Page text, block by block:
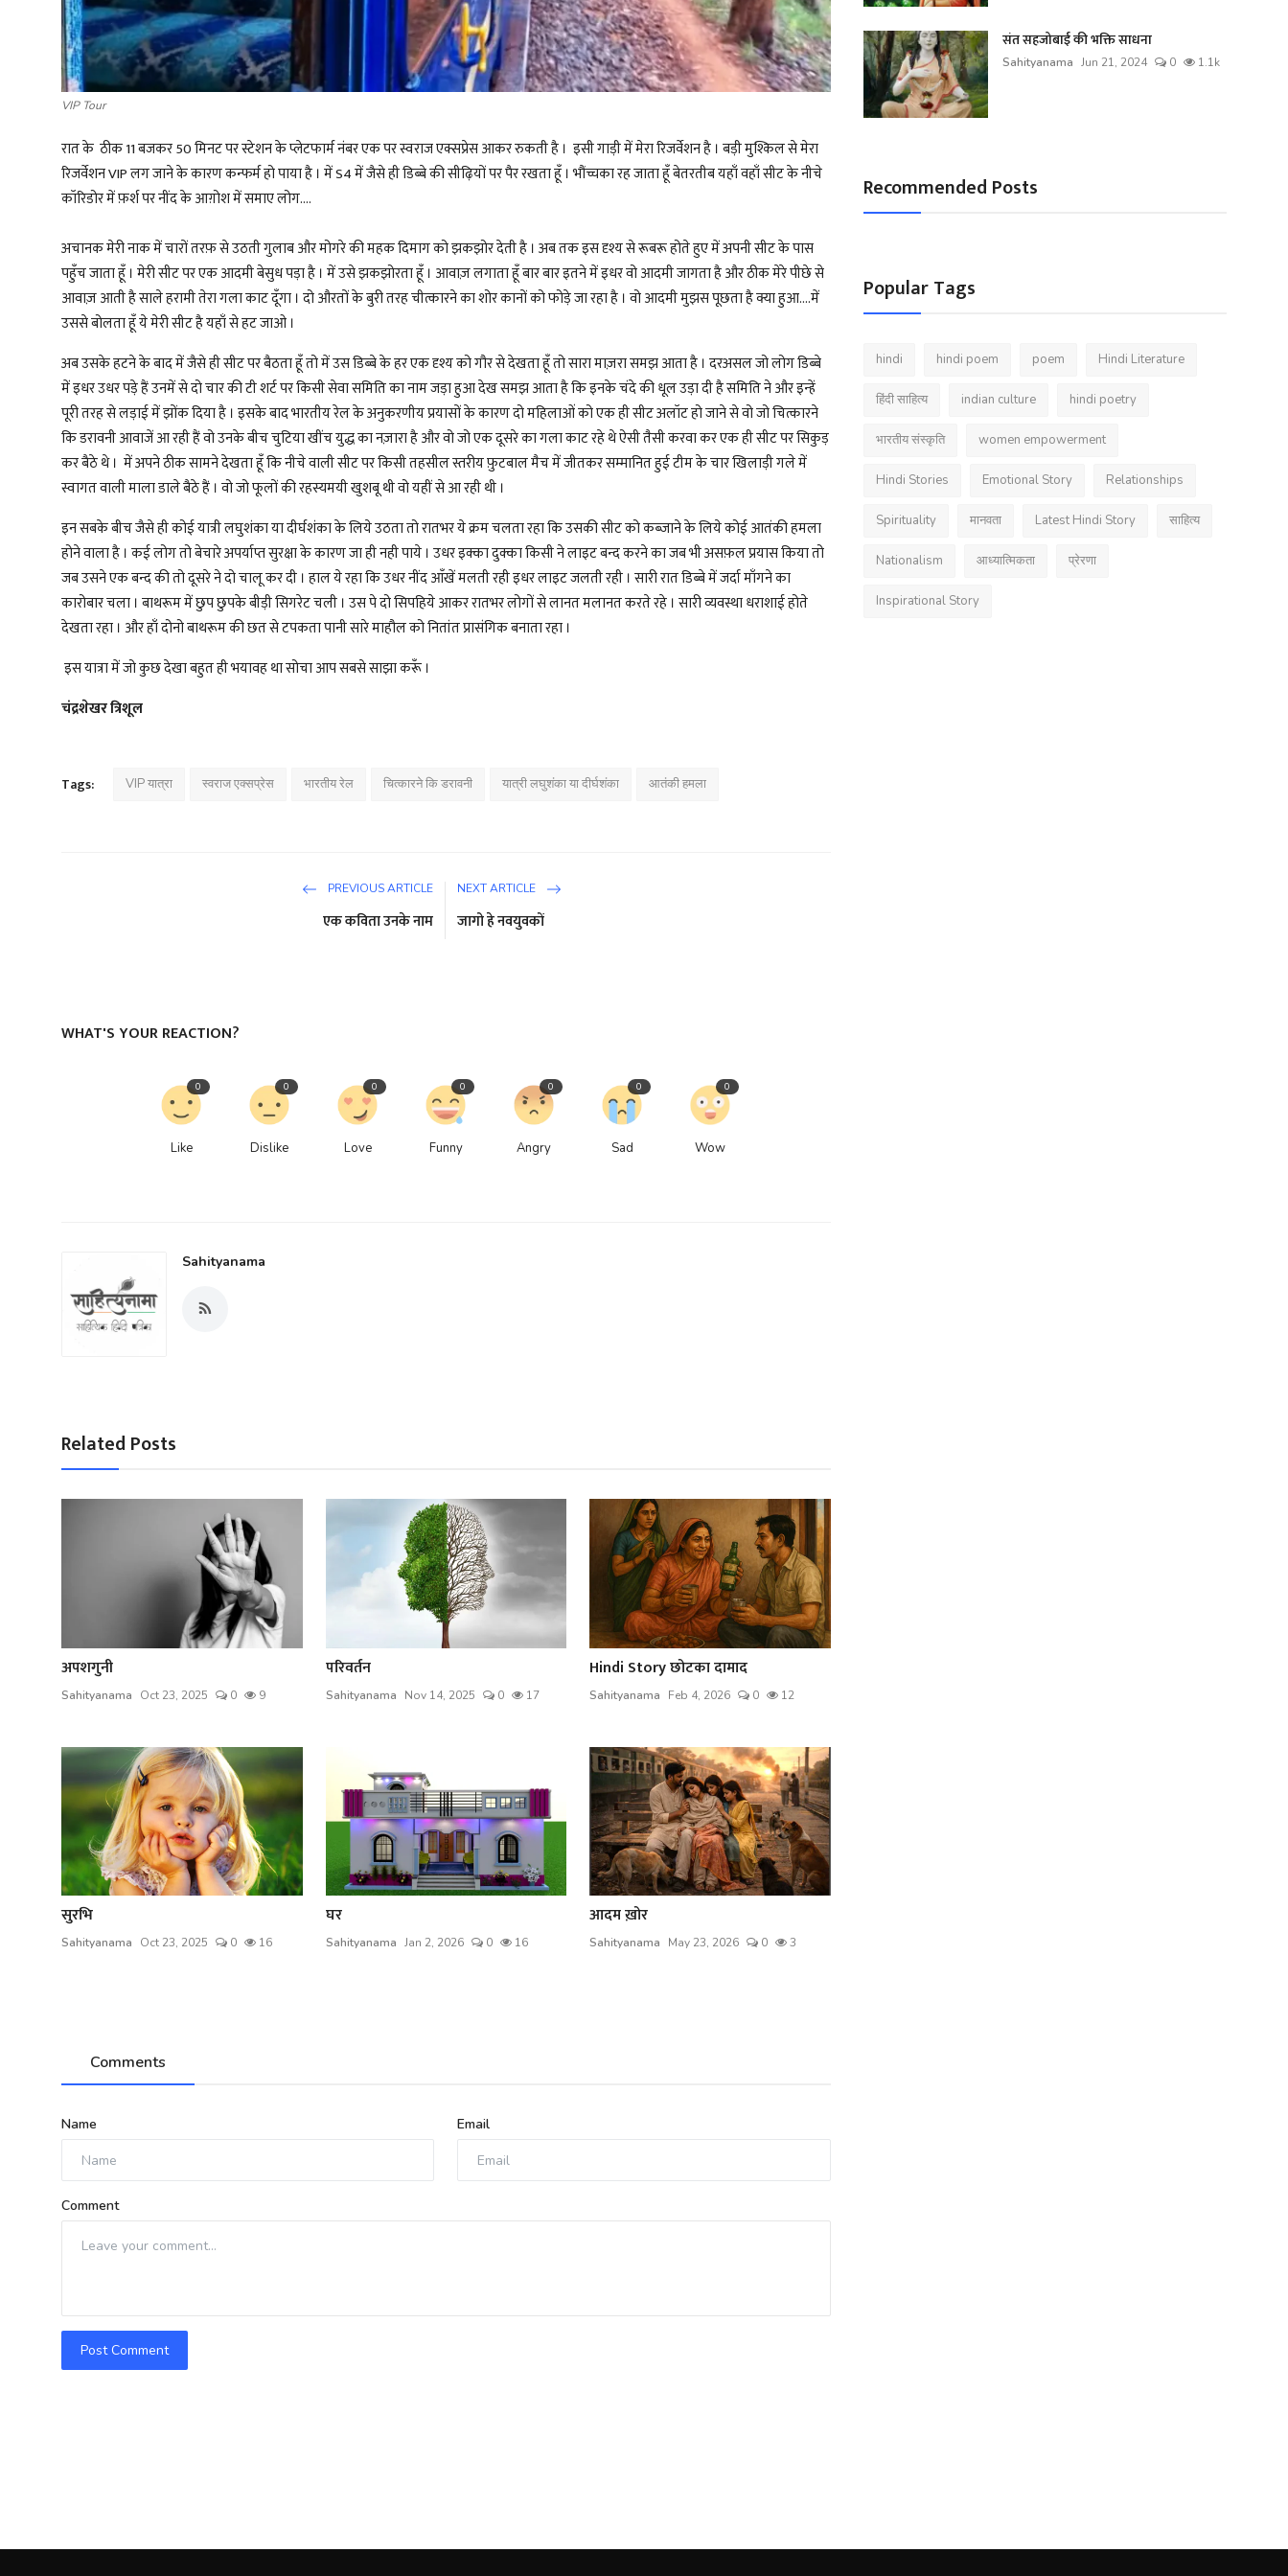
VIP Tour
रात के ठीक 11 बजकर 50 मिनट पर स्टेशन के प्लेटफार्म नंबर एक पर स्वराज एक्सप्रेस आकर रुकती है । इसी गाड़ी में मेरा रिजर्वेशन है । बड़ी मुश्किल से मेरा
रिजर्वेशन VIP लग जाने के कारण कन्फर्म हो पाया है । में S4 में जैसे ही डिब्बे की सीढ़ियों पर पैर रखता हूँ । भौंच्चका रह जाता हूँ बेतरतीब यहाँ वहाँ सीट के नीचे
कॉरिडोर में फ़र्श पर नींद के आग़ोश में समाए लोग....
अचानक मेरी नाक में चारों तरफ़ से उठती गुलाब और मोगरे की महक दिमाग को झकझोर देती है । अब तक इस दृश्य से रूबरू होते हुए में अपनी सीट के पास
पहुँच जाता हूँ । मेरी सीट पर एक आदमी बेसुध पड़ा है । में उसे झकझोरता हूँ । आवाज़ लगाता हूँ बार बार इतने में इधर वो आदमी जागता है और ठीक मेरे पीछे से
आवाज़ आती है साले हरामी तेरा गला काट दूँगा । दो औरतों के बुरी तरह चीत्कारने का शोर कानों को फोड़े जा रहा है । वो आदमी मुझस पूछता है क्या हुआ....में
उससे बोलता हूँ ये मेरी सीट है यहाँ से हट जाओ ।
अब उसके हटने के बाद में जैसे ही सीट पर बैठता हूँ तो में उस डिब्बे के हर एक दृश्य को गौर से देखता हूँ तो सारा माज़रा समझ आता है । दरअसल जो लोग डिब्बे
में इधर उधर पड़े हैं उनमें से दो चार की टी शर्ट पर किसी सेवा समिति का नाम जड़ा हुआ देख समझ आता है कि इनके चंदे की धूल उड़ा दी है समिति ने और इन्हें
पूरी तरह से लड़ाई में झोंक दिया है । इसके बाद भारतीय रेल के अनुकरणीय प्रयासों के कारण दो महिलाओं को एक ही सीट अलॉट हो जाने से वो जो चित्कारने
कि डरावनी आवाजें आ रही हैं वो उनके बीच चुटिया खींच युद्ध का नज़ारा है और वो जो एक दूसरे का गला काट रहे थे ऐसी तैसी करवा कर एक ही सीट पर सिकुड़
कर बैठे थे । में अपने ठीक सामने देखता हूँ कि नीचे वाली सीट पर किसी तहसील स्तरीय फ़ुटबाल मैच में जीतकर सम्मानित हुई टीम के चार खिलाड़ी गले में
स्वागत वाली माला डाले बैठे हैं । वो जो फूलों की रहस्यमयी खुशबू थी वो यहीं से आ रही थी ।
इन सबके बीच जैसे ही कोई यात्री लघुशंका या दीर्घशंका के लिये उठता तो रातभर ये क्रम चलता रहा कि उसकी सीट को कब्जाने के लिये कोई आतंकी हमला
होने वाला है । कई लोग तो बेचारे अपर्याप्त सुरक्षा के कारण जा ही नही पाये । उधर इक्का दुक्का किसी ने लाइट बन्द करने का जब भी असफ़ल प्रयास किया तो
जब उसने एक बन्द की तो दूसरे ने दो चालू कर दी । हाल ये रहा कि उधर नींद आँखें मलती रही इधर लाइट जलती रही । सारी रात डिब्बे में जर्दा माँगने का
कारोबार चला । बाथरूम में छुप छुपके बीड़ी सिगरेट चली । उस पे दो सिपहिये आकर रातभर लोगों से लानत मलानत करते रहे । सारी व्यवस्था धराशाई होते
देखता रहा । और हाँ दोनो बाथरूम की छत से टपकता पानी सारे माहौल को नितांत प्रासंगिक बनाता रहा ।
इस यात्रा में जो कुछ देखा बहुत ही भयावह था सोचा आप सबसे साझा करूँ ।
चंद्रशेखर त्रिशूल
Tags: VIP यात्रा स्वराज एक्सप्रेस भारतीय रेल चित्कारने कि डरावनी यात्री लघुशंका या दीर्घशंका आतंकी हमला
PREVIOUS ARTICLE
एक कविता उनके नाम
NEXT ARTICLE
जागो हे नवयुवकों
WHAT'S YOUR REACTION?
Like
0
Dislike
0
Love
0
Funny
0
Angry
0
Sad
0
Wow
0
Sahityanama
Related Posts
अपशगुनी
Sahityanama Oct 23, 2025 0 9
परिवर्तन
Sahityanama Nov 14, 2025 0 17
Hindi Story छोटका दामाद
Sahityanama Feb 4, 2026 0 12
सुरभि
Sahityanama Oct 23, 2025 0 16
घर
Sahityanama Jan 2, 2026 0 16
आदम ख़ोर
Sahityanama May 23, 2026 0 3
Comments
Name Email
Comment
Post Comment
संत सहजोबाई की भक्ति साधना
Sahityanama Jun 21, 2024 0 1.1k
Recommended Posts
Popular Tags
hindi hindi poem poem Hindi Literature
हिंदी साहित्य indian culture hindi poetry
भारतीय संस्कृति women empowerment
Hindi Stories Emotional Story Relationships
Spirituality मानवता Latest Hindi Story साहित्य
Nationalism आध्यात्मिकता प्रेरणा
Inspirational Story